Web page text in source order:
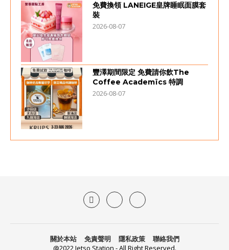
免費換領 LANEIGE皇牌睡眠面膜套
裝
2026-08-07
豐澤期間限定 免費請你飲The
Coffee Academïcs 特調
2026-08-07
關於本站 免責聲明 隱私政策
聯絡我們
@2022 Jetso Station - All Right Reserved.